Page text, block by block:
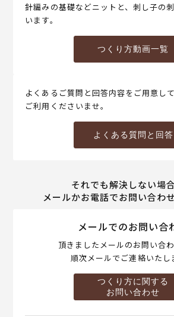
針編みの基礎などニットと、刺し子の
います。
つくり方動画一覧
よくあるご質問と回答内容をご用意し
ご利用くださいませ。
よくある質問と回答
それでも解決しない場合
メールかお電話でお問い合わ
メールでのお問い合
頂きましたメールのお問い合わ
順次メールでご連絡いたし
つくり方に関する
お問い合わせ